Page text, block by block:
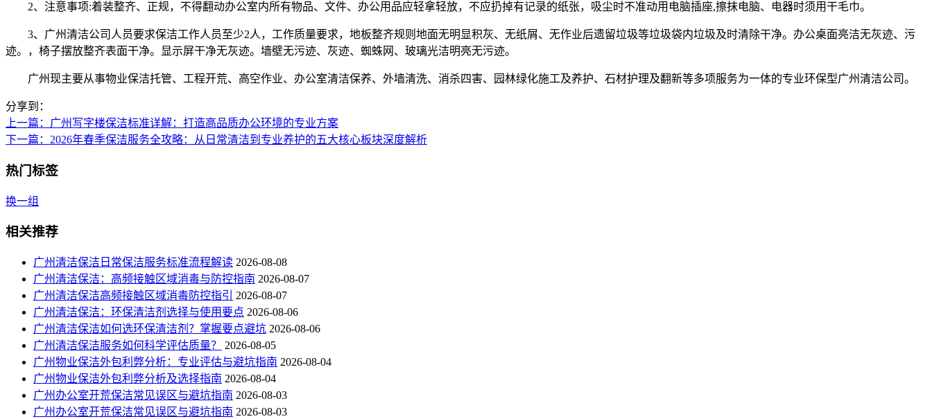
2、注意事项:着装整齐、正规，不得翻动办公室内所有物品、文件、办公用品应轻拿轻放，不应扔掉有记录的纸张，吸尘时不准动用电脑插座,擦抹电脑、电器时须用干毛巾。
3、广州清洁公司人员要求保洁工作人员至少2人，工作质量要求，地板整齐规则地面无明显积灰、无纸屑、无作业后遗留垃圾等垃圾袋内垃圾及时清除干净。办公桌面亮洁无灰迹、污
迹。，椅子摆放整齐表面干净。显示屏干净无灰迹。墙壁无污迹、灰迹、蜘蛛网、玻璃光洁明亮无污迹。
广州现主要从事物业保洁托管、工程开荒、高空作业、办公室清洁保养、外墙清洗、消杀四害、园林绿化施工及养护、石材护理及翻新等多项服务为一体的专业环保型广州清洁公司。
分享到：
上一篇 ：广州写字楼保洁标准详解：打造高品质办公环境的专业方案
下一篇 ：2026年春季保洁服务全攻略：从日常清洁到专业养护的五大核心板块深度解析
热门标签
换一组
相关推荐
广州清洁保洁日常保洁服务标准流程解读 2026-08-08
广州清洁保洁：高频接触区域消毒与防控指南 2026-08-07
广州清洁保洁高频接触区域消毒防控指引
2026-08-07
广州清洁保洁：环保清洁剂选择与使用要点 2026-08-06
广州清洁保洁如何选环保清洁剂？掌握要点避坑 2026-08-06
广州清洁保洁服务如何科学评估质量？
2026-08-05
广州物业保洁外包利弊分析：专业评估与避坑指南 2026-08-04
广州物业保洁外包利弊分析及选择指南 2026-08-04
广州办公室开荒保洁常见误区与避坑指南 2026-08-03
广州办公室开荒保洁常见误区与避坑指南 2026-08-03